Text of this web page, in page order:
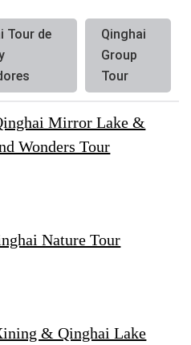
Tour de
Qinghai
Group
Tour
Mirror Lake &
Wonders Tour
Nature Tour
& Qinghai Lake